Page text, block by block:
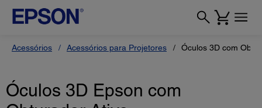
Acessórios Acessórios para Projetores Óculos 3D com
Óculos 3D Epson com